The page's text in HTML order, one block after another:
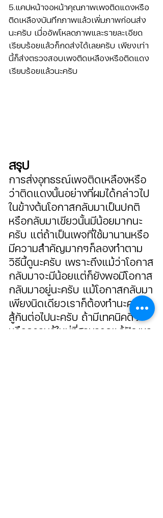
5.แคปหน้าจอหน้าคุณภาพเพจติดแดงหรือ
ติดเหลืองบันทึกภาพแล้วเพิ่มภาพก่อนส่ง
นะครับ เมื่ออัพโหลดภาพและรายละเอียด
เรียบร้อยแล้วก็กดส่งได้เลยครับ เพียงเท่า
นี้ก็ส่งตรวจสอบเพจติดเหลืองหรือติดแดง
เรียบร้อยแล้วนะครับ
สรุป
การส่งอุทธรณ์เพจติดเหลืองหรือ
ว่าติดแดงนั้นอย่างที่ผมได้กล่าวไป
ในข้างต้นโอกาสกลับมาเป็นปกติ
หรือกลับมาเขียวนั้นมีน้อยมากนะ
ครับ แต่ถ้าเป็นเพจที่ใช้มานานหรือ
มีความสำคัญมากๆก็ลองทำตาม
วิธีนี้ดูนะครับ เพราะถึงแม้ว่าโอกาส
กลับมาจะมีน้อยแต่ก็ยังพอมีโอกาส
กลับมาอยู่นะครับ แม้โอกาสกลับมา
เพียงนิดเดียวเราก็ต้องทำนะครับ
สู้กันต่อไปนะครับ ถ้ามีเทคนิคดีๆ
หรือความรู้ใหม่ที่สามารถแก้ปัญหา